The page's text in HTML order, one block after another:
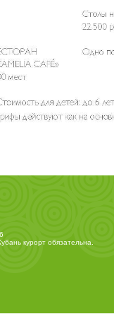
курортобязательна.